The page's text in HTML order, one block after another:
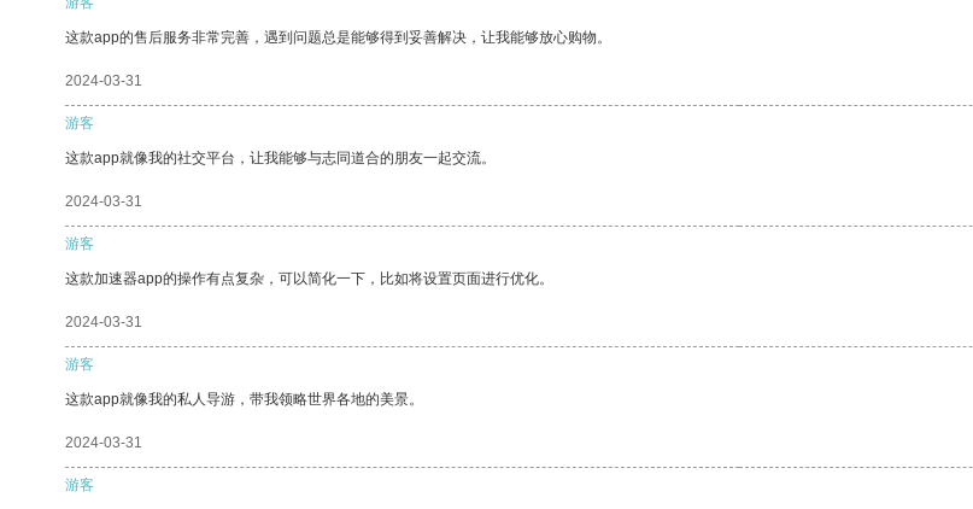
这款app的售后服务非常完善，遇到问题总是能够得到妥善解决，让我能够放心购物。
2024-03-31
游客
这款app就像我的社交平台，让我能够与志同道合的朋友一起交流。
2024-03-31
游客
这款加速器app的操作有点复杂，可以简化一下，比如将设置页面进行优化。
2024-03-31
游客
这款app就像我的私人导游，带我领略世界各地的美景。
2024-03-31
游客